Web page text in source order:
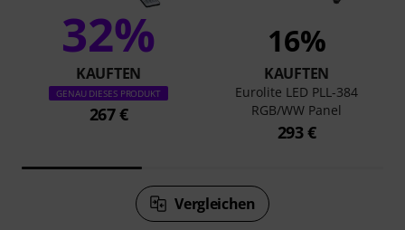
32%
KAUFTEN
GENAU DIESES PRODUKT
267 €
16%
KAUFTEN
Eurolite LED PLL-384
RGB/WW Panel
293 €
Vergleichen